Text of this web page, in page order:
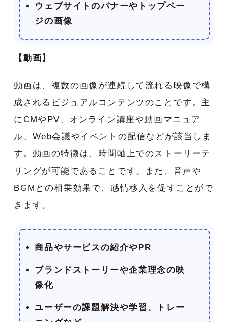
ウェブサイトのバナーやトップペー
ジの画像
【動画】
動画は、複数の画像が連続して流れる映像で構
成されるビジュアルコンテンツのことです。主
にCMやPV、オンライン講座や動画マニュア
ル、Web会議やイベントの配信などが該当しま
す。動画の特徴は、時間軸上でのストーリーテ
リングが可能であることです。また、音声や
BGMとの相乗効果で、感情移入を促すことがで
きます。
商品やサービスの紹介やPR
ブランドストーリーや企業理念の映
像化
ユーザーの課題解決や学習、トレー